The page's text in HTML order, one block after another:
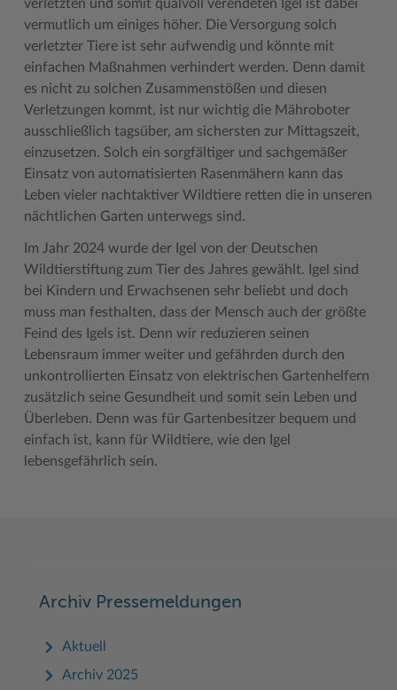
verletzten und somit qualvoll verendeten Igel ist dabei
vermutlich um einiges höher. Die Versorgung solch
verletzter Tiere ist sehr aufwendig und könnte mit
einfachen Maßnahmen verhindert werden. Denn damit
es nicht zu solchen Zusammenstößen und diesen
Verletzungen kommt, ist nur wichtig die Mähroboter
ausschließlich tagsüber, am sichersten zur Mittagszeit,
einzusetzen. Solch ein sorgfältiger und sachgemäßer
Einsatz von automatisierten Rasenmähern kann das
Leben vieler nachtaktiver Wildtiere retten die in unseren
nächtlichen Garten unterwegs sind.
Im Jahr 2024 wurde der Igel von der Deutschen
Wildtierstiftung zum Tier des Jahres gewählt. Igel sind
bei Kindern und Erwachsenen sehr beliebt und doch
muss man festhalten, dass der Mensch auch der größte
Feind des Igels ist. Denn wir reduzieren seinen
Lebensraum immer weiter und gefährden durch den
unkontrollierten Einsatz von elektrischen Gartenhelfern
zusätzlich seine Gesundheit und somit sein Leben und
Überleben. Denn was für Gartenbesitzer bequem und
einfach ist, kann für Wildtiere, wie den Igel
lebensgefährlich sein.
Archiv Pressemeldungen
Aktuell
Archiv 2025